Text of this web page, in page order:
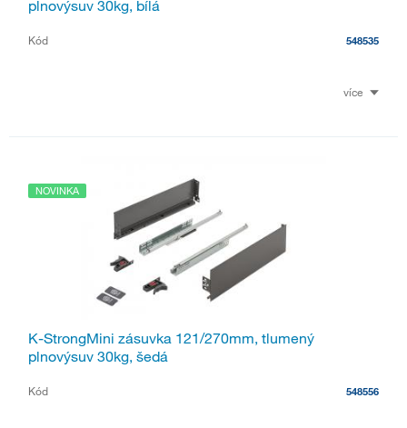
plnovýsuv 30kg, bílá
Kód 548535
více
NOVINKA
K-StrongMini zásuvka 121/270mm, tlumený
plnovýsuv 30kg, šedá
Kód 548556